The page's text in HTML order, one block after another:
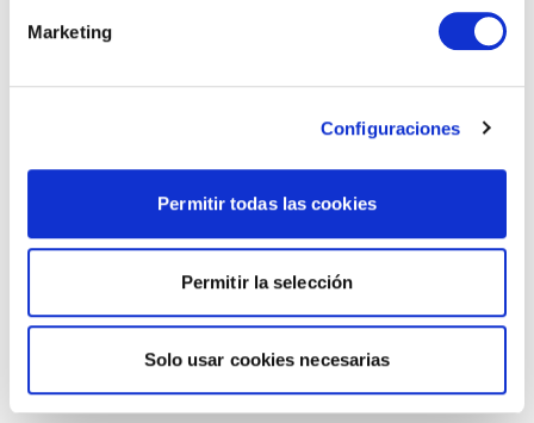
Marketing
Configuraciones
Permitir todas las cookies
Permitir la selección
Solo usar cookies necesarias